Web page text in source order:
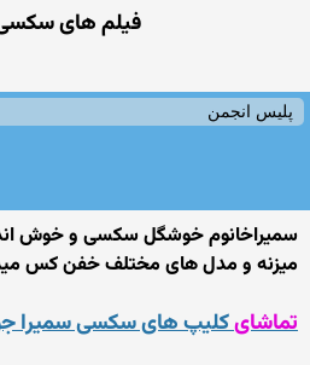
فیلم های
پلیس انجمن
سمیراخانوم خوشگل سکسی و خوش
میزنه و مدل های مختلف خفن کس
تماشایکلیپ های سکسی سمیرا